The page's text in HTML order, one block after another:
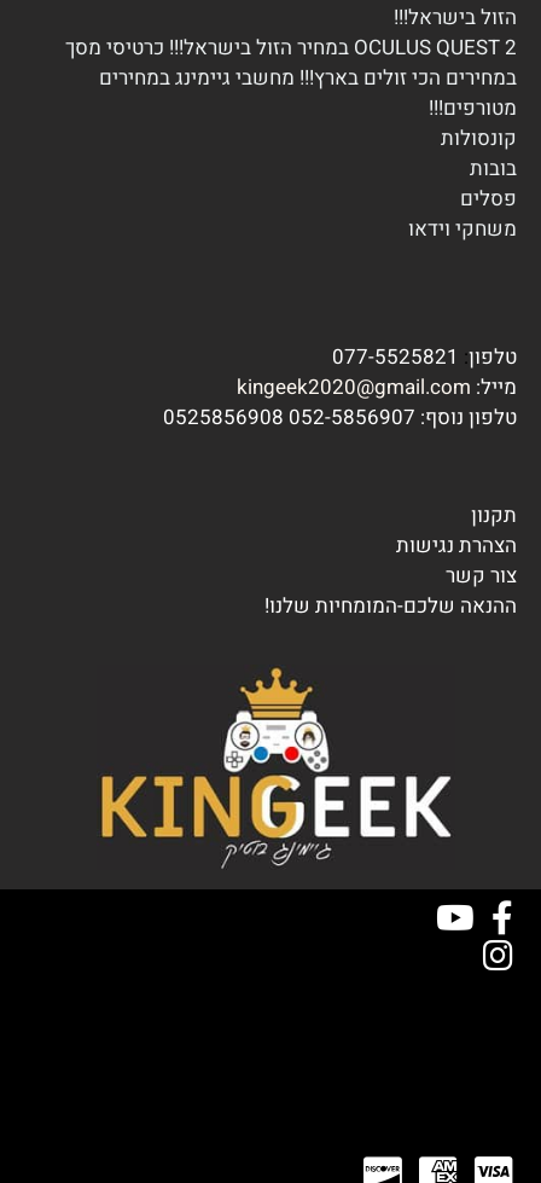
הזול בישראל!!!
OCULUS QUEST 2 במחיר הזול בישראל!!! כרטיסי מסך
במחירים הכי זולים בארץ!!! מחשבי גיימינג במחירים
מטורפים!!!
קונסולות
בובות
פסלים
משחקי וידאו
טלפון:
077-5525821
מייל: kingeek2020@gmail.com
טלפון נוסף:
052-5856907 0525856908
תקנון
הצהרת נגישות
צור קשר
ההנאה שלכם-המומחיות שלנו!